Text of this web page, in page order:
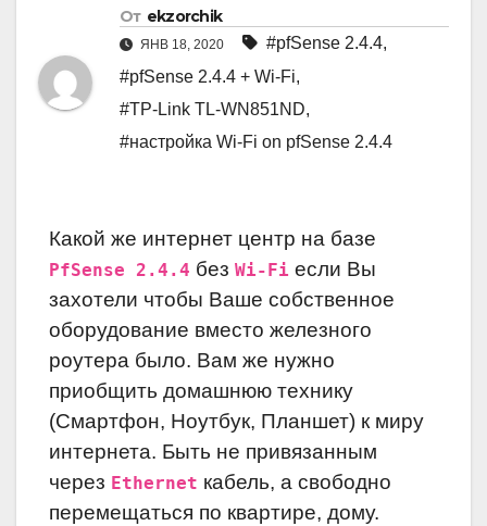
От ekzorchik
ЯНВ 18, 2020 #pfSense 2.4.4,
#pfSense 2.4.4 + Wi-Fi,
#TP-Link TL-WN851ND,
#настройка Wi-Fi on pfSense 2.4.4
Какой же интернет центр на базе
PfSense 2.4.4 без Wi-Fi если Вы
захотели чтобы Ваше собственное
оборудование вместо железного
роутера было. Вам же нужно
приобщить домашнюю технику
(Смартфон, Ноутбук, Планшет) к миру
интернета. Быть не привязанным
через Ethernet кабель, а свободно
перемещаться по квартире, дому.